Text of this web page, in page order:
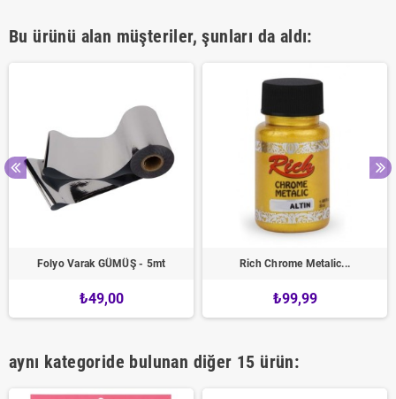
Bu ürünü alan müşteriler, şunları da aldı:
Folyo Varak GÜMÜŞ - 5mt
₺49,00
Rich Chrome Metalic...
₺99,99
aynı kategoride bulunan diğer 15 ürün: